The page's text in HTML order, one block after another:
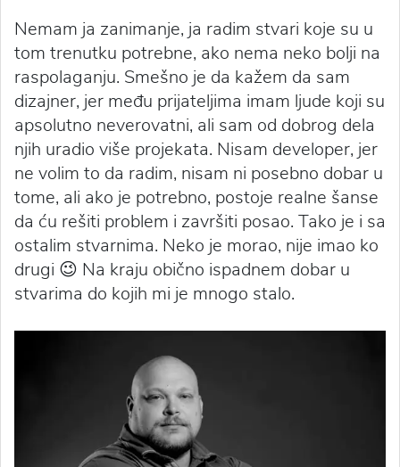
Nemam ja zanimanje, ja radim stvari koje su u
tom trenutku potrebne, ako nema neko bolji na
raspolaganju. Smešno je da kažem da sam
dizajner, jer među prijateljima imam ljude koji su
apsolutno neverovatni, ali sam od dobrog dela
njih uradio više projekata. Nisam developer, jer
ne volim to da radim, nisam ni posebno dobar u
tome, ali ako je potrebno, postoje realne šanse
da ću rešiti problem i završiti posao. Tako je i sa
ostalim stvarnima. Neko je morao, nije imao ko
drugi 😉 Na kraju obično ispadnem dobar u
stvarima do kojih mi je mnogo stalo.